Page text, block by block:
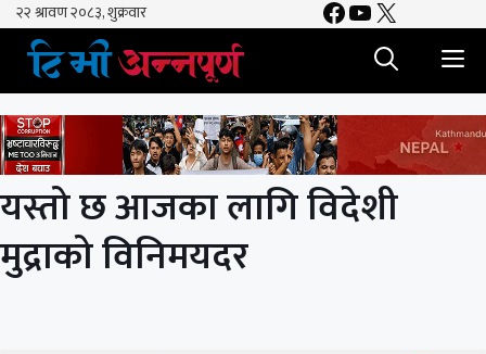
Skip
content
Facebook
YouTube
X
यस्तो छ आजका लागि विदेशी
मुद्राको विनिमयदर